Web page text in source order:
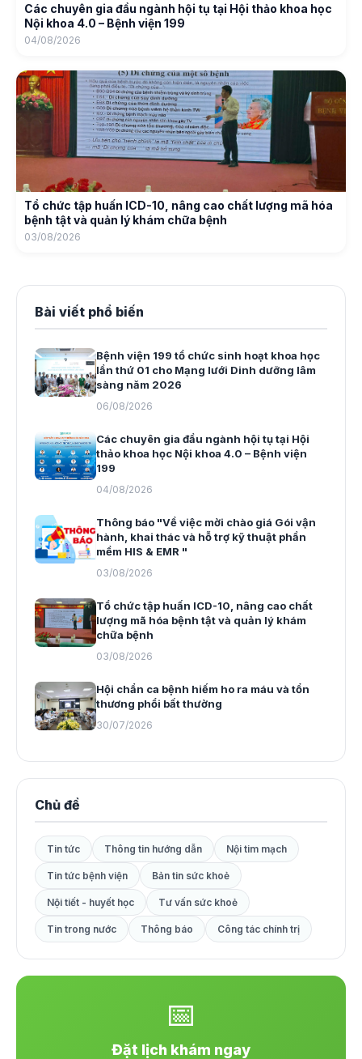
Các chuyên gia đầu ngành hội tụ tại Hội thảo khoa học
Nội khoa 4.0 – Bệnh viện 199
04/08/2026
Tổ chức tập huấn ICD-10, nâng cao chất lượng mã hóa
bệnh tật và quản lý khám chữa bệnh
03/08/2026
Bài viết phổ biến
Bệnh viện 199 tổ chức sinh hoạt khoa học
lần thứ 01 cho Mạng lưới Dinh dưỡng lâm
sàng năm 2026
06/08/2026
Các chuyên gia đầu ngành hội tụ tại Hội
thảo khoa học Nội khoa 4.0 – Bệnh viện
199
04/08/2026
Thông báo "Về việc mời chào giá Gói vận
hành, khai thác và hỗ trợ kỹ thuật phần
mềm HIS & EMR "
03/08/2026
Tổ chức tập huấn ICD-10, nâng cao chất
lượng mã hóa bệnh tật và quản lý khám
chữa bệnh
03/08/2026
Hội chẩn ca bệnh hiếm ho ra máu và tổn
thương phổi bất thường
30/07/2026
Chủ đề
Tin tức Thông tin hướng dẫn Nội tim mạch
Tin tức bệnh viện Bản tin sức khoẻ
Nội tiết - huyết học Tư vấn sức khoẻ
Tin trong nước Thông báo Công tác chính trị
📅
Đặt lịch khám ngay